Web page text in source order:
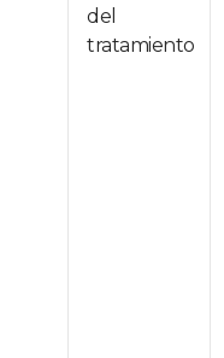
del
tratamiento